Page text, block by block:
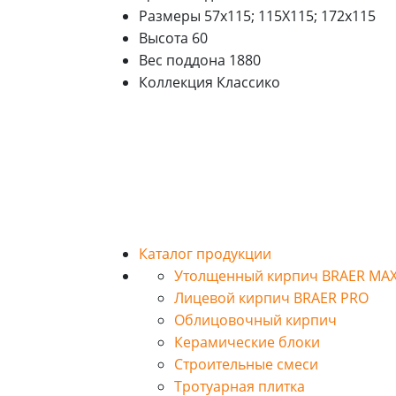
Размеры 57х115; 115Х115; 172х115
Высота 60
Вес поддона 1880
Коллекция Классико
Каталог продукции
Утолщенный кирпич BRAER
Лицевой кирпич BRAER PRO
Облицовочный кирпич
Керамические блоки
Строительные смеси
Тротуарная плитка